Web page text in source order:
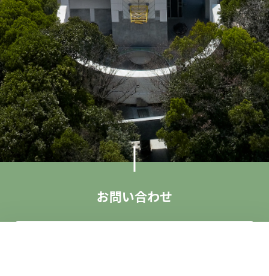
お問い合わせ